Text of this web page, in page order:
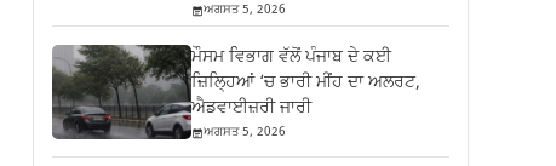
ਅਗਸਤ 5, 2026
ਮੌਸਮ ਵਿਭਾਗ ਵੱਲੋਂ ਪੰਜਾਬ ਦੇ ਕਈ
ਜ਼‍ਿਲ੍ਹਿਆਂ ‘ਚ ਭਾਰੀ ਮੀਂਹ ਦਾ ਅਲਰਟ,
ਐਡਵਾਈਜ਼ਰੀ ਜਾਰੀ
ਅਗਸਤ 5, 2026